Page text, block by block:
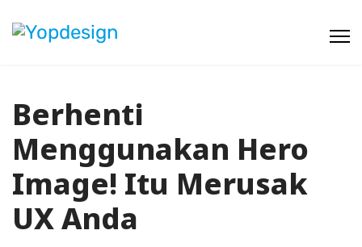
Berhenti
Menggunakan Hero
Image! Itu Merusak
UX Anda